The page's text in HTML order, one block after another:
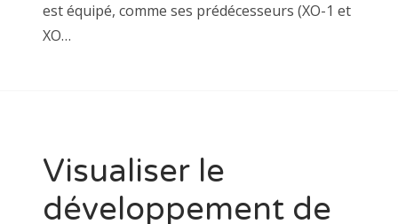
est équipé, comme ses prédécesseurs (XO-1 et
XO…
Visualiser le
développement de